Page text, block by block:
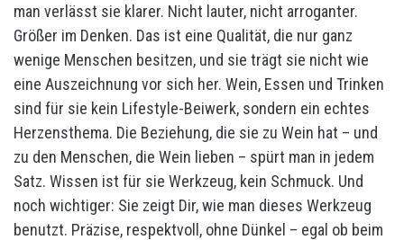
man verlässt sie klarer. Nicht lauter, nicht arroganter.
Größer im Denken. Das ist eine Qualität, die nur ganz
wenige Menschen besitzen, und sie trägt sie nicht wie
eine Auszeichnung vor sich her. Wein, Essen und Trinken
sind für sie kein Lifestyle-Beiwerk, sondern ein echtes
Herzensthema. Die Beziehung, die sie zu Wein hat – und
zu den Menschen, die Wein lieben – spürt man in jedem
Satz. Wissen ist für sie Werkzeug, kein Schmuck. Und
noch wichtiger: Sie zeigt Dir, wie man dieses Werkzeug
benutzt. Präzise, respektvoll, ohne Dünkel – egal ob beim